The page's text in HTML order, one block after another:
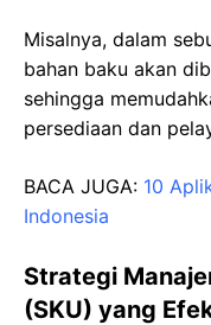
Misalnya, dalam
bahan baku akan
sehingga
persediaan dan
BACA JUGA: 10
Indonesia
Strategi
(SKU) yang